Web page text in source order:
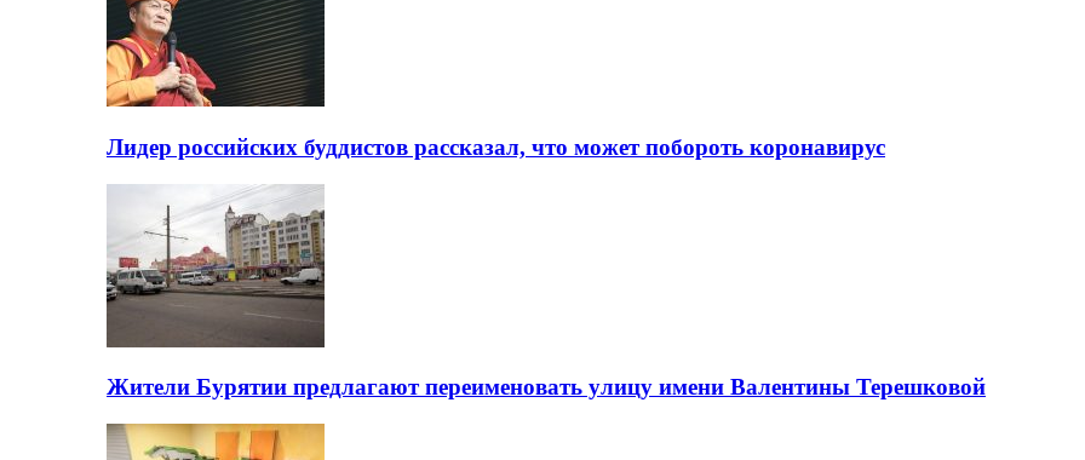
Лидер российских буддистов рассказал, что может побороть коронавирус
Жители Бурятии предлагают переименовать улицу имени Валентины Терешковой